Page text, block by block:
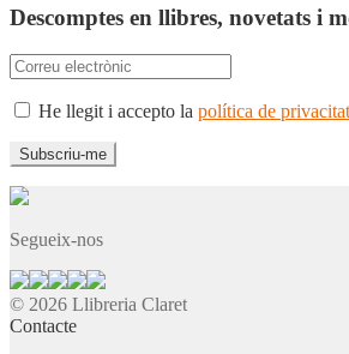
Descomptes en llibres, novetats i
He llegit i accepto la política de privacitat
Segueix-nos
© 2026 Llibreria Claret
Contacte